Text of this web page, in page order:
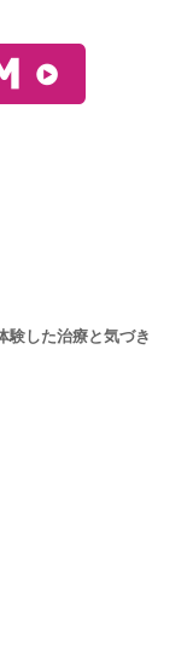
験した治療と気づき